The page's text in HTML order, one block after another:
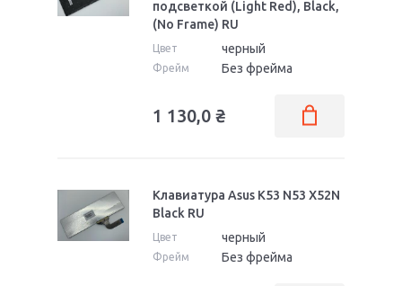
G75 G750 ROG
G752
подсветкой (Light Red), Black,
(No Frame) RU
Цвет черный
Фрейм Без фрейма
1 130,0 ₴
Клавиатура Asus K53 N53 X52N
Black RU
Цвет черный
Фрейм Без фрейма